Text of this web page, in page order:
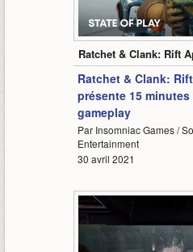
Ratchet & Clank: Rift
Ratchet & Clank:
présente 15
gameplay
Par Insomniac Games /
Entertainment
30 avril 2021